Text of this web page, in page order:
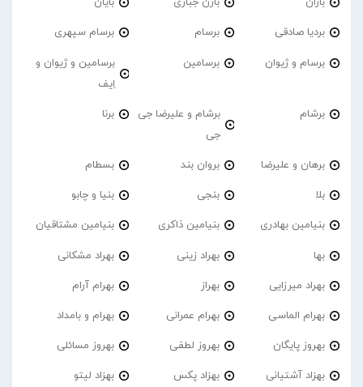
بردیا صادقی برسام برسام سپهری
برسام و ژیوان برسامین
برسامین و ژیوان و
اِیف
برشام
برشام و علیرضا جی
جی
برنا
برهان و علیرضا بروان بند بسطام
بلا بنجی بنیا و چابو
بنیامین بهادری بنیامین ذاکری بنیامین مشتاقیان
بها بهراد زینی بهراد مشکانی
بهراد میرزایی بهراز بهرام آرام
بهرام الماسی بهرام عمرانی بهرام و بامداد
بهروز پایگان بهروز لطفی بهروز مسائلی
بهزاد آشتیانی بهزاد پکس بهزاد لیتو